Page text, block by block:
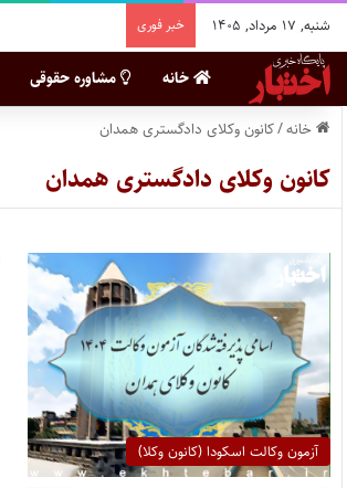
شنبه, ۱۷ مرداد, ۱۴۰۵ خبر فوری
خانه مشاوره حقوقی
خانه/کانون وکلای دادگستری همدان
کانون وکلای دادگستری همدان
آزمون وکالت اسکودا (کانون وکلا)